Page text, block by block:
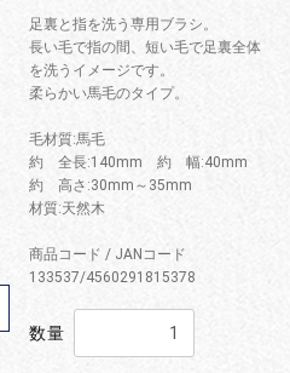
足裏と指を洗う専用ブラシ。
長い毛で指の間、短い毛で足裏全体
を洗うイメージです。
柔らかい馬毛のタイプ。
毛材質:馬毛
約 全長:140mm 約 幅:40mm
約 高さ:30mm～35mm
材質:天然木
商品コード / JANコード
133537/4560291815378
数量